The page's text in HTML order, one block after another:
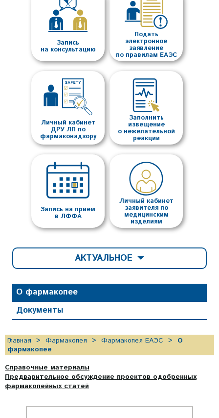
Запись
на консультацию
Подать
электронное
заявление
по правилам ЕАЭС
Личный кабинет
ДРУ ЛП по
фармаконадзору
Заполнить
извещение
о нежелательной
реакции
Запись на прием
в ЛФФА
Личный кабинет
заявителя по
медицинским
изделиям
О фармакопее
Документы
АКТУАЛЬНОЕ
Главная Фармакопея Фармакопея ЕАЭС
О
фармакопее
Справочные материалы
Предварительное обсуждение проектов одобренных
фармакопейных статей